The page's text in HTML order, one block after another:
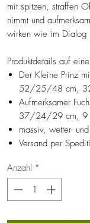
mit spitzen, straffen
nimmt und
wirken wie im Dialog
Produktdetails auf
Der Kleine Prinz
52/25/48 cm,
Aufmerksamer
37/24/29 cm, 9
massiv, wetter-
Versand per
Anzahl *